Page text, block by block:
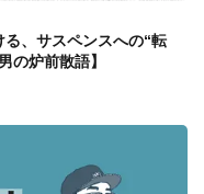
、サスペンスへの“転
の炉前散語】